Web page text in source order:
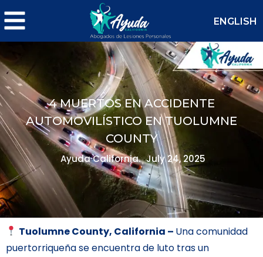
ENGLISH
4 MUERTOS EN ACCIDENTE
AUTOMOVILÍSTICO EN TUOLUMNE
COUNTY
Ayuda California. July 24, 2025
Tuolumne County, California – Una comunidad
puertorriqueña se encuentra de luto tras un